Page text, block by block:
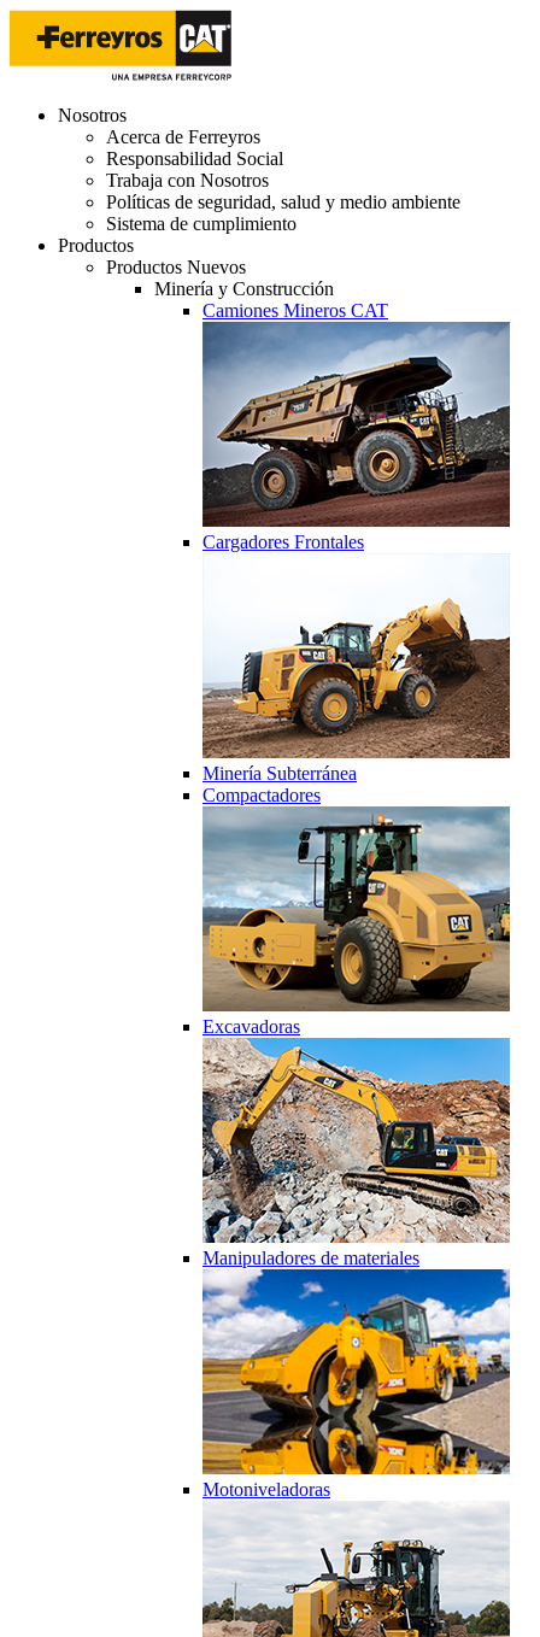
Nosotros
Acerca de Ferreyros
Responsabilidad Social
Trabaja con Nosotros
Políticas de seguridad, salud y medio ambiente
Sistema de cumplimiento
Productos
Productos Nuevos
Minería y Construcción
Camiones Mineros CAT
Cargadores Frontales
Minería Subterránea
Compactadores
Excavadoras
Manipuladores de materiales
Motoniveladoras